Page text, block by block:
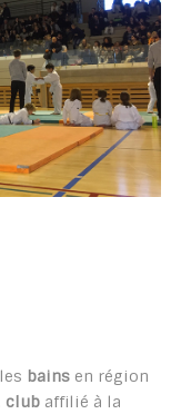
bainsen région
clubaffilié à la